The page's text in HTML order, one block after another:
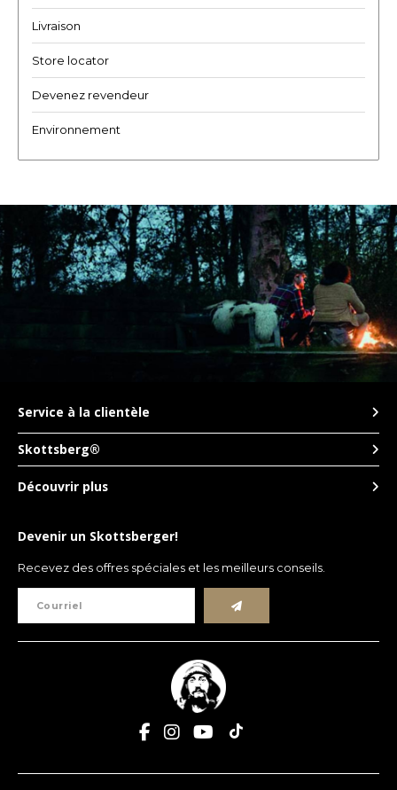
Livraison
Store locator
Devenez revendeur
Environnement
Skottsberg®
Service à la clientèle
Découvrir plus
Devenir un Skottsberger!
Recevez des offres spéciales et les meilleurs conseils.